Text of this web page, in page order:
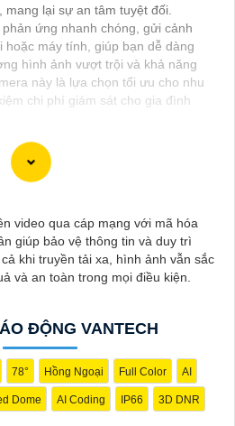
lại sự an tâm tuyệt đối.
ứng nhanh chóng, gửi cảnh
hoặc máy tính, giúp bạn dễ dàng
hình ảnh vượt trội và khả năng
này là lựa chọn tối ưu cho nhu
chi phí giám sát cho gia đình
nhà ở của bạn. Camera báo động
và ghi lại hình ảnh, cung cấp cảnh
nhập hoặc hành vi đáng ngờ
sát.
các công ty cung cấp dịch vụ lắp đặt
chuyên nghiệp địa phương. Bạn
sản phẩm camera báo động trên thị
muốn.
hoặc muốn để lại thông tin liên lạc,
bạn tìm kiếm các dịch vụ liên quan
video qua cáp mạng với mã hóa
giúp bảo vệ thông tin và duy trì
khi truyền tải xa, hình ảnh vẫn sắc
và an toàn trong mọi điều kiện.
ĐỘNG VANTECH
78° Hồng Ngoại Full Color AI
Dome AI Coding IP66 3D DNR